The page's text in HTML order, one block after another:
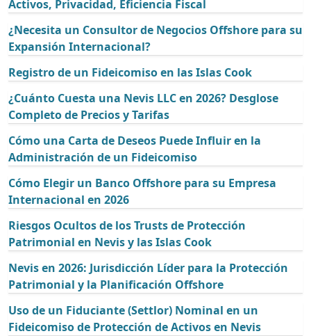
Activos, Privacidad, Eficiencia Fiscal
¿Necesita un Consultor de Negocios Offshore para su
Expansión Internacional?
Registro de un Fideicomiso en las Islas Cook
¿Cuánto Cuesta una Nevis LLC en 2026? Desglose
Completo de Precios y Tarifas
Cómo una Carta de Deseos Puede Influir en la
Administración de un Fideicomiso
Cómo Elegir un Banco Offshore para su Empresa
Internacional en 2026
Riesgos Ocultos de los Trusts de Protección
Patrimonial en Nevis y las Islas Cook
Nevis en 2026: Jurisdicción Líder para la Protección
Patrimonial y la Planificación Offshore
Uso de un Fiduciante (Settlor) Nominal en un
Fideicomiso de Protección de Activos en Nevis